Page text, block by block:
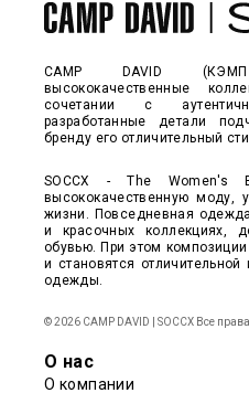
CAMP DAVID
высококачественные
сочетании с
разработанные детали
бренду его отличительный
SOCCX - The Women's
высококачественную моду,
жизни. Повседневная
и красочных коллекциях,
обувью. При этом композиции
и становятся
одежды.
© 2026 CAMP DAVID | SOCCX Все
О нас
О компании